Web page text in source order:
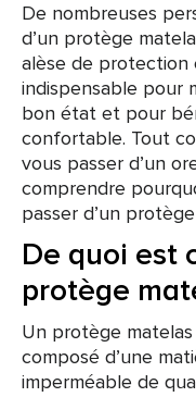
De nombreuses
d’un protège
alèse de
indispensable pour
bon état et pour
confortable. Tout
vous passer d’un
comprendre
passer d’un
De quoi est
protège
Un protège
composé d’une
imperméable de